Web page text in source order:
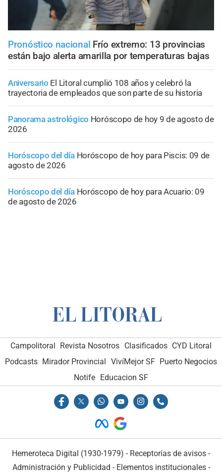
Pronóstico nacional Frío extremo: 13 provincias
están bajo alerta amarilla por temperaturas bajas
Aniversario El Litoral cumplió 108 años y celebró la
trayectoria de empleados que son parte de su historia
Panorama astrológico Horóscopo de hoy 9 de agosto de
2026
Horóscopo del día Horóscopo de hoy para Piscis: 09 de
agosto de 2026
Horóscopo del día Horóscopo de hoy para Acuario: 09
de agosto de 2026
Campolitoral Revista Nosotros Clasificados CYD Litoral
Podcasts Mirador Provincial VivíMejor SF Puerto Negocios
Notife Educacion SF
Hemeroteca Digital (1930-1979) - Receptorías de avisos -
Administración y Publicidad - Elementos institucionales-